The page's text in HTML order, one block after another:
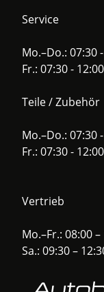
Service
Mo.–Do.: 07:30
Fr.: 07:30 -
Teile / Zubehör
Mo.–Do.: 07:30
Fr.: 07:30 -
Vertrieb
Mo.–Fr.: 08:00
Sa.: 09:30 –